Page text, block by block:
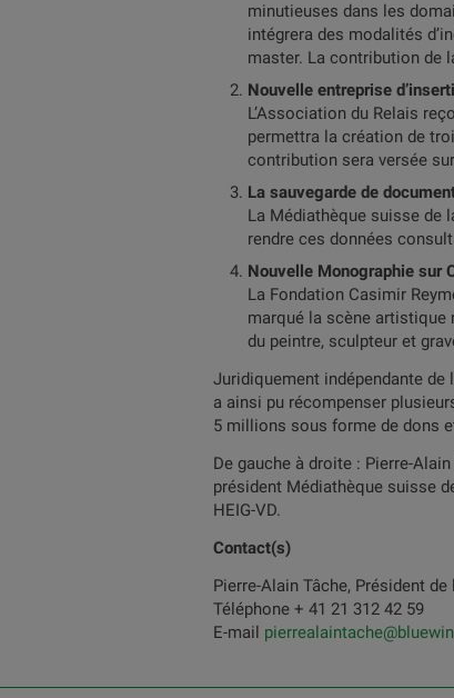
minutieuses dans les
intégrera des modalités
master. La contribution de
Nouvelle entreprise
L’Association du Relais
permettra la création de
contribution sera versée
La sauvegarde de
La Médiathèque suisse de
rendre ces données
Nouvelle Monographie sur
La Fondation Casimir
marqué la scène artistique
du peintre, sculpteur et
Juridiquement indépendante de
a ainsi pu récompenser
5 millions sous forme de dons
De gauche à droite : Pierre-
président Médiathèque suisse
HEIG-VD.
Contact(s)
Pierre-Alain Tâche, Président
Téléphone + 41 21 312 42 59
E-mail